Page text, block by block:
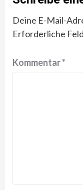
Deine E-Mail-
Erforderliche
Kommentar*